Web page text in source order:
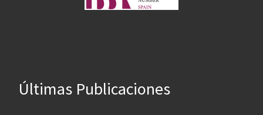
Últimas Publicaciones